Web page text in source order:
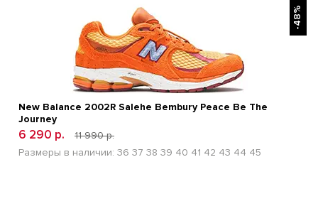
-48%
New Balance 2002R Salehe Bembury Peace Be The
Journey
6 290 р.
11 990 р.
Размеры в наличии: 36 37 38 39 40 41 42 43 44 45